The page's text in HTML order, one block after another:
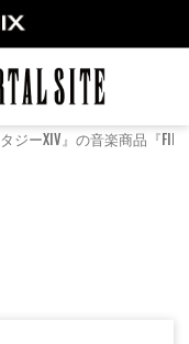
ジーXIV』の音楽商品『FINAL